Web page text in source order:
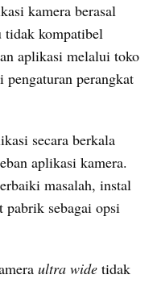
kamera berasal
tidak kompatibel
aplikasi melalui toko
perangkat
secara berkala
aplikasi kamera.
masalah, instal
pabrik sebagai opsi
ultra wide tidak